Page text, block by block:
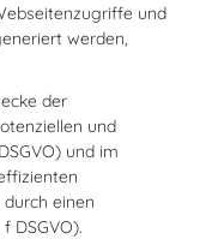
und
werden,
der
und
und im
einen
DSGVO).